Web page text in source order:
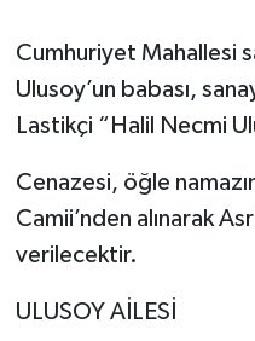
Cumhuriyet Mahallesi
Ulusoy’un babası,
Lastikçi “Halil Necmi
Cenazesi, öğle
Camii’nden alınarak
verilecektir.
ULUSOY AİLESİ